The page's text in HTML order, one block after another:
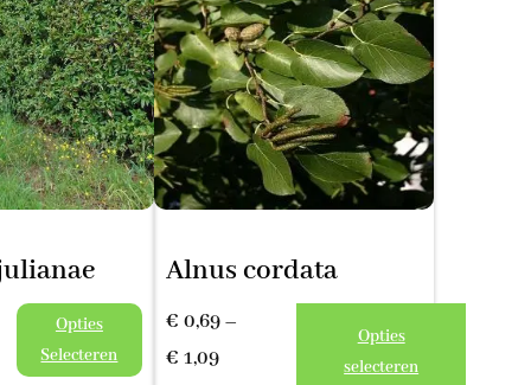
Opties
Selecteren
Alnus cordata
€ 0,69–
€ 1,09Prijsklasse:
Opties
selecteren